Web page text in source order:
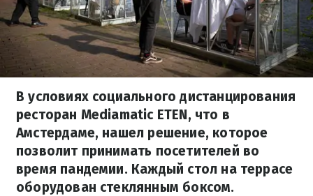
В условиях социального дистанцирования
ресторан Mediamatic ETEN, что в
Амстердаме, нашел решение, которое
позволит принимать посетителей во
время пандемии. Каждый стол на террасе
оборудован стеклянным боксом.